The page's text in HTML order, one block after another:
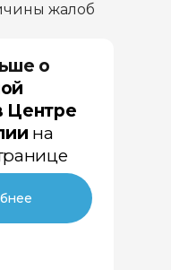
жалоб
о
Центре
на